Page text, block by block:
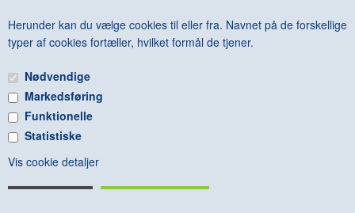
Herunder kan du vælge cookies til eller fra. Navnet på de forskellige
typer af cookies fortæller, hvilket formål de tjener.
Nødvendige
Markedsføring
Funktionelle
Statistiske
Vis cookie detaljer